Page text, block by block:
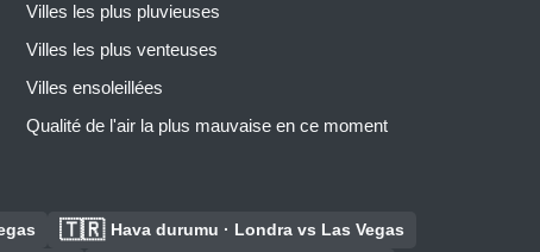
Villes les plus pluvieuses
Villes les plus venteuses
Villes ensoleillées
Qualité de l'air la plus mauvaise en ce moment
🇹🇷 Hava durumu · Londra vs Las Vegas